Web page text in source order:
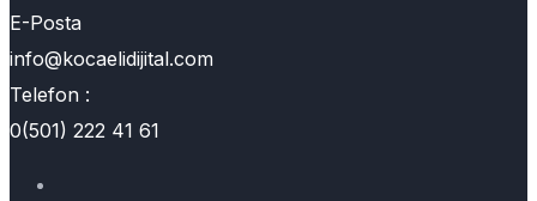
E-Posta
info@kocaelidijital.com
Telefon :
0(501) 222 41 61